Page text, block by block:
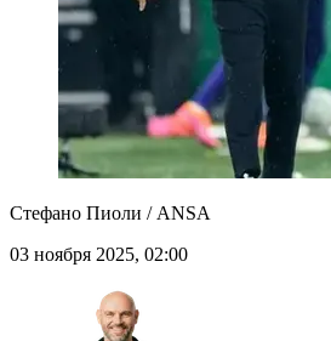
Стефано Пиоли / ANSA
03 ноября 2025, 02:00